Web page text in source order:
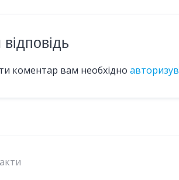
коментар вам необхідно